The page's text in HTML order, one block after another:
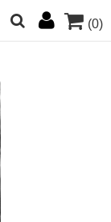
(0)